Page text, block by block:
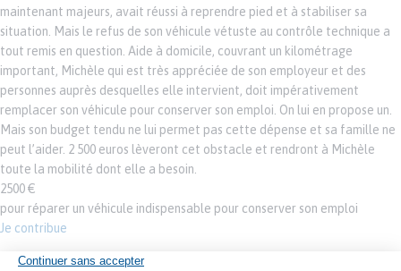
maintenant majeurs, avait réussi à reprendre pied et à stabiliser sa
situation. Mais le refus de son véhicule vétuste au contrôle technique a
tout remis en question. Aide à domicile, couvrant un kilométrage
important, Michèle qui est très appréciée de son employeur et des
personnes auprès desquelles elle intervient, doit impérativement
remplacer son véhicule pour conserver son emploi. On lui en propose un.
Mais son budget tendu ne lui permet pas cette dépense et sa famille ne
peut l’aider. 2 500 euros lèveront cet obstacle et rendront à Michèle
toute la mobilité dont elle a besoin.
2500 €
pour réparer un véhicule indispensable pour conserver son emploi
Je contribue